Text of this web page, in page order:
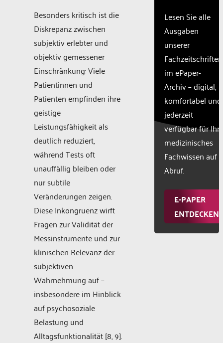
Besonders kritisch ist die
Diskrepanz zwischen
subjektiv erlebter und
objektiv gemessener
Einschränkung: Viele
Patientinnen und
Patienten empfinden ihre
geistige
Leistungsfähigkeit als
deutlich reduziert,
während Tests oft
unauffällig bleiben oder
nur subtile
Veränderungen zeigen.
Diese Inkongruenz wirft
Fragen zur Validität der
Messinstrumente und zur
klinischen Relevanz der
subjektiven
Wahrnehmung auf –
insbesondere im Hinblick
auf psychosoziale
Belastung und
Alltagsfunktionalität [8, 9].
Lesen Sie alle
Ausgaben
unserer
Fachzeitschriften
im ePaper-
Archiv – digital,
komfortabel und
jederzeit
verfügbar für Ihr
medizinisches
Fachwissen auf
Abruf.
E-PAPER
ENTDECKEN